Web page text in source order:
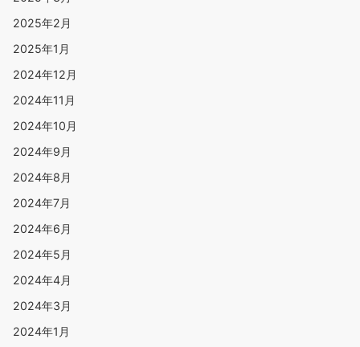
2025年2月
2025年1月
2024年12月
2024年11月
2024年10月
2024年9月
2024年8月
2024年7月
2024年6月
2024年5月
2024年4月
2024年3月
2024年1月